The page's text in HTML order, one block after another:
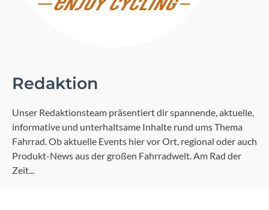
Redaktion
Unser Redaktionsteam präsentiert dir spannende, aktuelle,
informative und unterhaltsame Inhalte rund ums Thema
Fahrrad. Ob aktuelle Events hier vor Ort, regional oder auch
Produkt-News aus der großen Fahrradwelt. Am Rad der
Zeit...